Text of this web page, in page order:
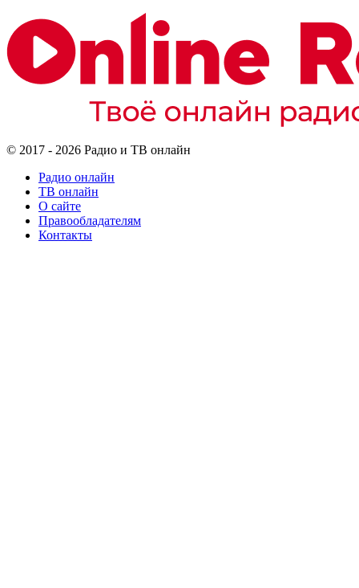
© 2017 - 2026 Радио и ТВ онлайн
Радио онлайн
ТВ онлайн
О сайте
Правообладателям
Контакты